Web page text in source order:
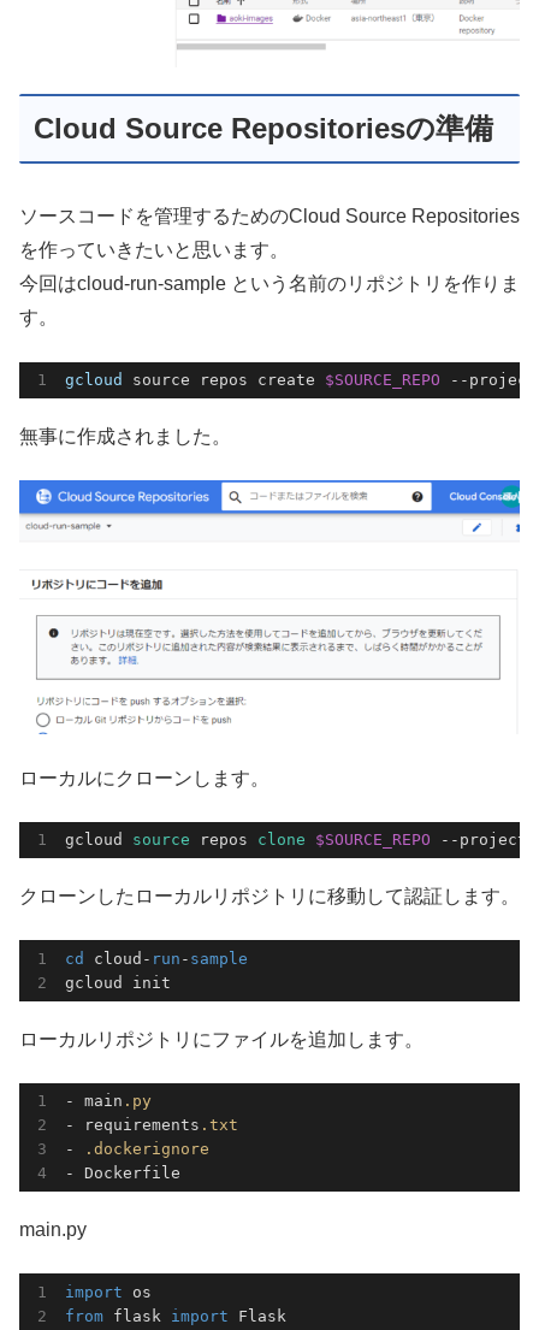
Cloud Source Repositoriesの準備
ソースコードを管理するためのCloud Source Repositories
を作っていきたいと思います。
今回はcloud-run-sample という名前のリポジトリを作りま
す。
gcloud source repos create $SOURCE_REPO --
無事に作成されました。
ローカルにクローンします。
gcloud source repos clone $SOURCE_REPO --project
クローンしたローカルリポジトリに移動して認証します。
cd cloud- run - sample
gcloud init
ローカルリポジトリにファイルを追加します。
- main .py
- requirements .txt
-
.dockerignore
- Dockerfile
main.py
import
from flask import Flask